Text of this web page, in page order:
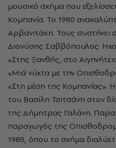
μουσικό σχήμα που
Κομπανία. Το 1980
Αρβανιτάκη. Τους συστήνει
Διονύσης Σαββόπουλος.
«Στης Ξανθής, στο
«Μιά νύχτα με την
«Στη μέση της Κομπανίας».
του Βασίλη Τσιτσάνη στον
της Δήμητρας Γαλάνη.
παραγωγός της
1985, όπου το σχήμα